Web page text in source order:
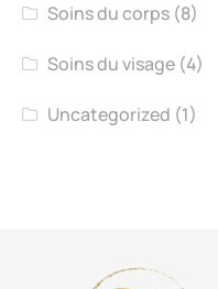
Soins du corps (8)
Soins du visage (4)
Uncategorized (1)